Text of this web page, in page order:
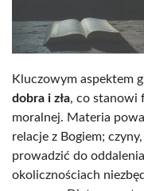
Kluczowym aspektem
dobra i zła, co stanowi
moralnej. Materia
relacje z Bogiem;
prowadzić do
okolicznościach